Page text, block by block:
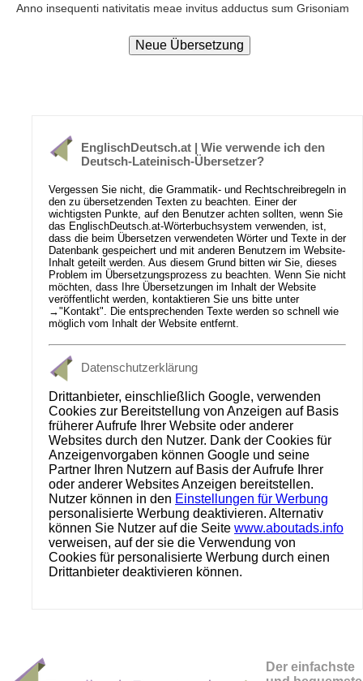
Anno insequenti nativitatis meae invitus adductus sum Grisoniam
EnglischDeutsch.at | Wie verwende ich den
Deutsch-Lateinisch-Übersetzer?
Vergessen Sie nicht, die Grammatik- und Rechtschreibregeln in
den zu übersetzenden Texten zu beachten. Einer der
wichtigsten Punkte, auf den Benutzer achten sollten, wenn Sie
das EnglischDeutsch.at-Wörterbuchsystem verwenden, ist,
dass die beim Übersetzen verwendeten Wörter und Texte in der
Datenbank gespeichert und mit anderen Benutzern im Website-
Inhalt geteilt werden. Aus diesem Grund bitten wir Sie, dieses
Problem im Übersetzungsprozess zu beachten. Wenn Sie nicht
möchten, dass Ihre Übersetzungen im Inhalt der Website
veröffentlicht werden, kontaktieren Sie uns bitte unter
→"Kontakt" . Die entsprechenden Texte werden so schnell wie
möglich vom Inhalt der Website entfernt.
Datenschutzerklärung
Drittanbieter, einschließlich Google, verwenden
Cookies zur Bereitstellung von Anzeigen auf Basis
früherer Aufrufe Ihrer Website oder anderer
Websites durch den Nutzer. Dank der Cookies für
Anzeigenvorgaben können Google und seine
Partner Ihren Nutzern auf Basis der Aufrufe Ihrer
oder anderer Websites Anzeigen bereitstellen.
Nutzer können in den Einstellungen für Werbung
personalisierte Werbung deaktivieren. Alternativ
können Sie Nutzer auf die Seite www.aboutads.info
verweisen, auf der sie die Verwendung von
Cookies für personalisierte Werbung durch einen
Drittanbieter deaktivieren können.
Der einfachste